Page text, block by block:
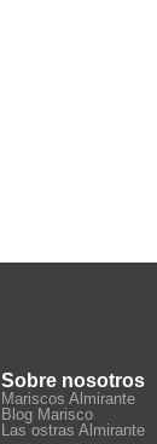
Sobre nosotros
Mariscos Almirante
Blog Marisco
Las ostras Almirante